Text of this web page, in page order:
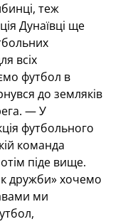
теж
Дунаївці ще
всіх
футбол в
до земляків
— У
футбольного
команда
піде вище.
дружби» хочемо
ми